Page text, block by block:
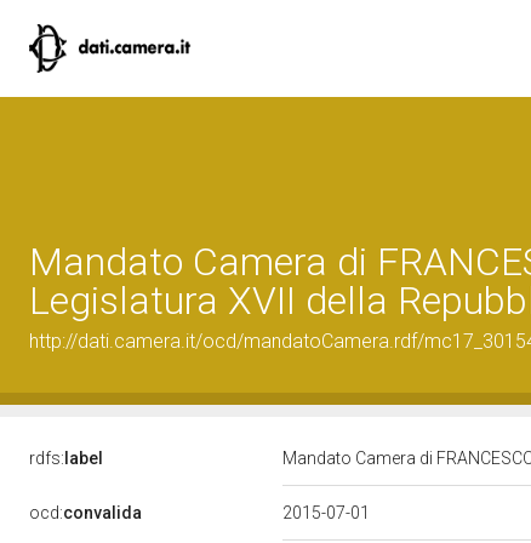
Mandato Camera di
Legislatura XVII della
http://dati.camera.it/ocd/mandatoCamera.rdf/
rdfs: label Mandato Camera di
ocd:convalida 2015-07-01